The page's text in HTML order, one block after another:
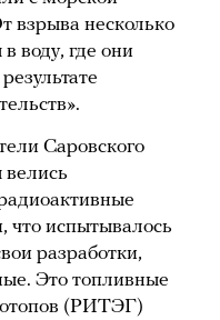
взрыва несколько
воду, где они
Саровского
велись
что испытывалось
разработки,
Это топливные
(РИТЭГ)